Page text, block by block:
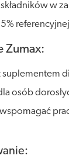
w
Zumax:
suplementem
osób